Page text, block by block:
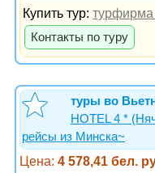
Купить тур:
Контакты по туру
туры во
HOTEL 4 *
рейсы из Минска~
Цена: 4 578,41 бел.